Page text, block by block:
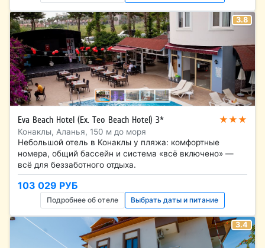
3.8
Eva Beach Hotel (Ex. Teo Beach Hotel) 3* ★★★
Конаклы, Аланья, 150 м до моря
Небольшой отель в Конаклы у пляжа: комфортные
номера, общий бассейн и система «всё включено» —
всё для беззаботного отдыха.
103 029 РУБ
Подробнее об отеле Выбрать даты и питание
3.4